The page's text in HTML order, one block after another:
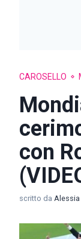
CAROSELLO
con
scritto da Alessia